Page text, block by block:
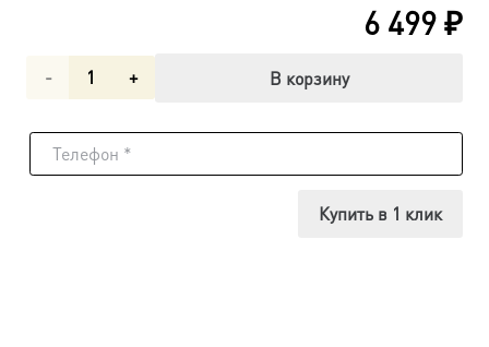
6 499₽
Количество
Икона
В корзину
Купить в 1 клик